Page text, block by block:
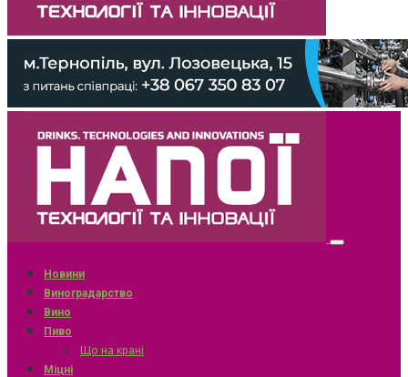
Новини
Виноградарство
Вино
Пиво
Що на крані
Міцні